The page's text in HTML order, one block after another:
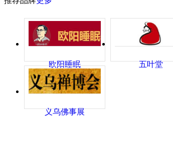
欧阳睡眠 五叶堂
义乌佛事展